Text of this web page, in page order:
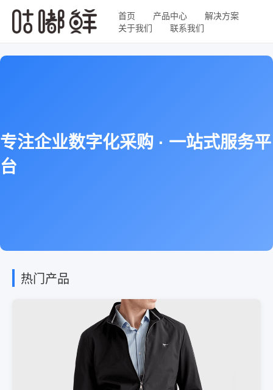
首页 产品中心
解决方案
关于我们
联系我们
专注企业数字化采购 · 一站式服务平
台
热门产品